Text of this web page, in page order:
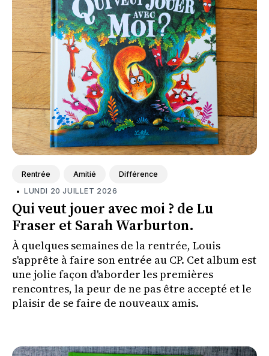
Rentrée Amitié Différence
• LUNDI 20 JUILLET 2026
Qui veut jouer avec moi ? de Lu
Fraser et Sarah Warburton.
À quelques semaines de la rentrée, Louis
s'apprête à faire son entrée au CP. Cet album est
une jolie façon d'aborder les premières
rencontres, la peur de ne pas être accepté et le
plaisir de se faire de nouveaux amis.